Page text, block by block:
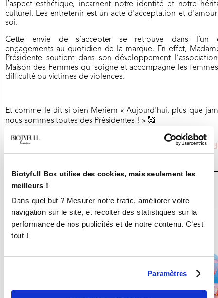
Biotyfull Box utilise des cookies, mais seulement les
meilleurs !
Dans quel but ? Mesurer notre trafic, améliorer votre
navigation sur le site, et récolter des statistiques sur la
performance de nos publicités et de notre contenu. C‘est
tout !
Paramètres
l’aspect esthétique, incarnent notre identité et notre
culturel. Les entretenir est un acte d'acceptation et
soi.
Cette envie de s’accepter se retrouve dans l’un
engagements au quotidien de la marque. En effet,
Présidente soutient dans son développement
Maison des Femmes qui soigne et accompagne les
difficulté ou victimes de violences.
Et comme le dit si bien Meriem « Aujourd'hui, plus que
nous sommes toutes des Présidentes ! » 🥰
Saviez-vous que
était partenaire
BIOTYFULL Box,la Box Beauté Bio N°1?
JE DÉCOUVRE LA BOX BEAUTÉ BIO
N°1
En ce moment :
Craquez pour vos 8 Nouvelles Box pour 9,90€ seulement !